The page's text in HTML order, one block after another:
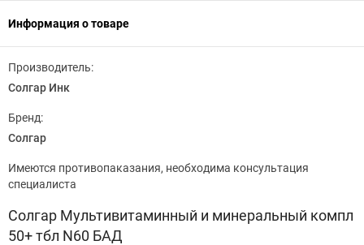
Информация о товаре
Производитель:
Солгар Инк
Бренд:
Солгар
Имеются противопаказания, необходима консультация
специалиста
Солгар Мультивитаминный и минеральный компл
50+ тбл N60 БАД